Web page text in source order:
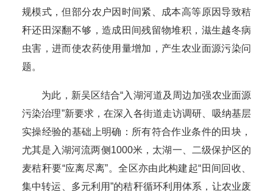
规模式，但部分农户因时间紧、成本高等原因导致秸
秆还田深翻不够，造成田间残留物堆积，滋生越冬病
虫害，进而使农药使用量增加，产生农业面源污染问
题。
为此，新吴区结合“入湖河道及周边加强农业面源
污染治理”新要求，在深入各街道走访调研、吸纳基层
实操经验的基础上明确：所有符合作业条件的田块，
尤其是入湖河流两侧1000米，太湖一、二级保护区的
麦秸秆要“应离尽离”。全区亦由此构建起“田间回收、
集中转运、多元利用”的秸秆循环利用体系，让农业废